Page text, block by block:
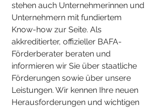
stehen auch Unternehmerinnen und
Unternehmern mit fundiertem
Know-how zur Seite. Als
akkreditierter, offizieller BAFA-
Förderberater beraten und
informieren wir Sie über staatliche
Förderungen sowie über unsere
Leistungen. Wir kennen Ihre neuen
Herausforderungen und wichtigen